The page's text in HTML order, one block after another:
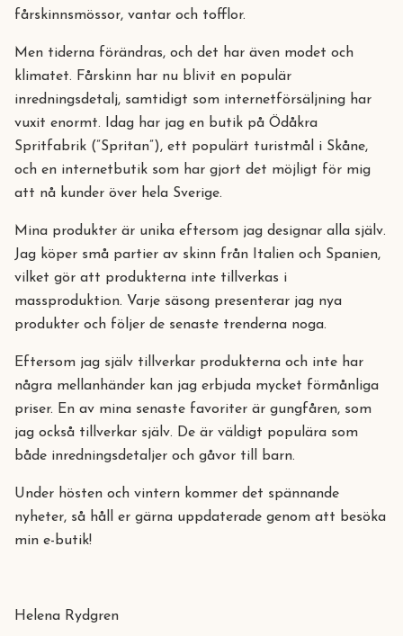
fårskinnsmössor, vantar och tofflor.
Men tiderna förändras, och det har även modet och
klimatet. Fårskinn har nu blivit en populär
inredningsdetalj, samtidigt som internetförsäljning har
vuxit enormt. Idag har jag en butik på Ödåkra
Spritfabrik (”Spritan”), ett populärt turistmål i Skåne,
och en internetbutik som har gjort det möjligt för mig
att nå kunder över hela Sverige.
Mina produkter är unika eftersom jag designar alla själv.
Jag köper små partier av skinn från Italien och Spanien,
vilket gör att produkterna inte tillverkas i
massproduktion. Varje säsong presenterar jag nya
produkter och följer de senaste trenderna noga.
Eftersom jag själv tillverkar produkterna och inte har
några mellanhänder kan jag erbjuda mycket förmånliga
priser. En av mina senaste favoriter är gungfåren, som
jag också tillverkar själv. De är väldigt populära som
både inredningsdetaljer och gåvor till barn.
Under hösten och vintern kommer det spännande
nyheter, så håll er gärna uppdaterade genom att besöka
min e-butik!
Helena Rydgren